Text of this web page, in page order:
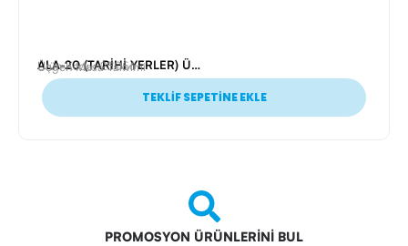
ALA-20 (TARİHİ YERLER) ÜÇGEN MASA TAKVİMİ
Ürün Kodu: 25056
Üçgen Masa Takvimi
TEKLİF SEPETİNE EKLE
PROMOSYON ÜRÜNLERİNİ BUL